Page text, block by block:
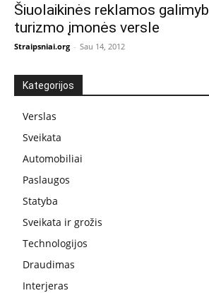
Šiuolaikinės reklamos
turizmo įmonės versle
Straipsniai.org - Sau 14, 2012
Kategorijos
Verslas
Sveikata
Automobiliai
Paslaugos
Statyba
Sveikata ir grožis
Technologijos
Draudimas
Interjeras